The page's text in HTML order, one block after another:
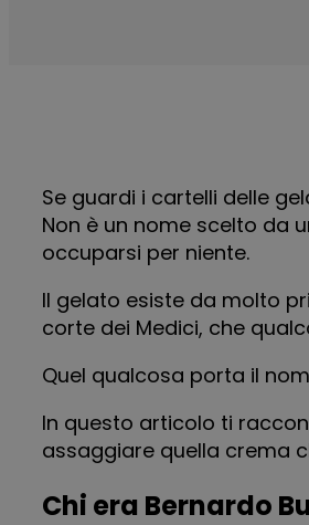
Se guardi i cartelli delle
Non è un nome scelto da
occuparsi per niente.
Il gelato esiste da molto
corte dei Medici, che
Quel qualcosa porta il
In questo articolo ti
assaggiare quella crema
Chi era Bernardo